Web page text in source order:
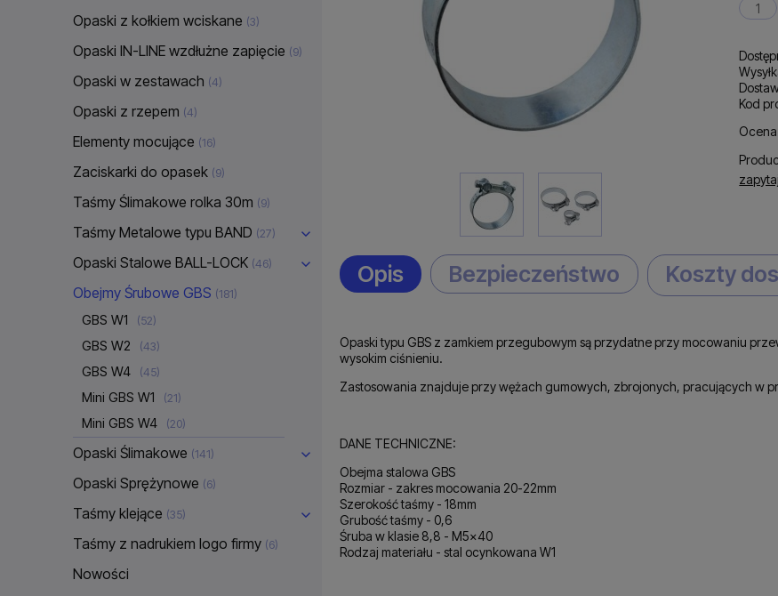
Opaski z kołkiem wciskane (3)
Opaski IN-LINE wzdłużne zapięcie (9)
Opaski w zestawach (4)
Opaski z rzepem (4)
Elementy mocujące (16)
Zaciskarki do opasek (9)
Taśmy Ślimakowe rolka 30m (9)
Taśmy Metalowe typu BAND (27)
Opaski Stalowe BALL-LOCK (46)
Obejmy Śrubowe GBS (181)
GBS W1 (52)
GBS W2 (43)
GBS W4 (45)
Mini GBS W1 (21)
Mini GBS W4 (20)
Opaski Ślimakowe (141)
Opaski Sprężynowe (6)
Taśmy klejące (35)
Taśmy z nadrukiem logo firmy (6)
Nowości
Kod
Opis Bezpieczeństwo Koszty
Opaski typu GBS z zamkiem przegubowym są przydatne przy mocowaniu
wysokim ciśnieniu.
Zastosowania znajduje przy wężach gumowych, zbrojonych, pracujących w
DANE TECHNICZNE:
Obejma stalowa GBS
Rozmiar - zakres mocowania 20-22mm
Szerokość taśmy - 18mm
Grubość taśmy - 0,6
Śruba w klasie 8,8 - M5x40
Rodzaj materiału - stal ocynkowana W1